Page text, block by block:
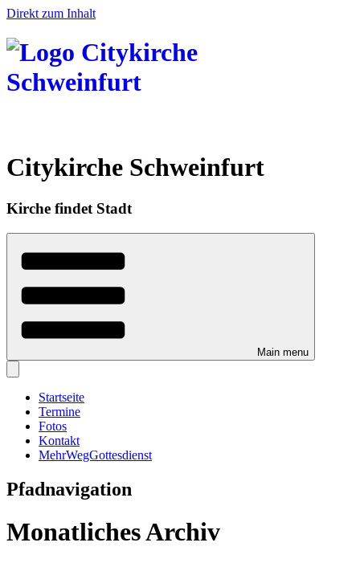
Direkt zum Inhalt
Citykirche Schweinfurt
Kirche findet Stadt
Main menu
Startseite
Termine
Fotos
Kontakt
MehrWegGottesdienst
Pfadnavigation
Monatliches Archiv